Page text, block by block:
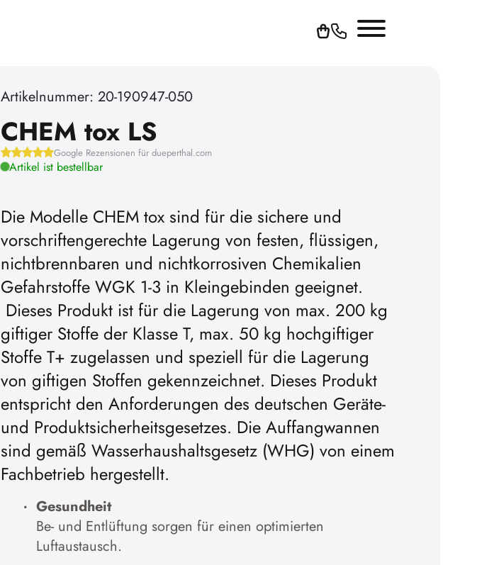
Artikelnummer: 20-190947-050
CHEM tox LS
Google Rezensionen für dueperthal.com
Artikel ist bestellbar
Die Modelle CHEM tox sind für die sichere und
vorschriftengerechte Lagerung von festen, flüssigen,
nichtbrennbaren und nichtkorrosiven Chemikalien
Gefahrstoffe WGK 1-3 in Kleingebinden geeignet.
Dieses Produkt ist für die Lagerung von max. 200 kg
giftiger Stoffe der Klasse T, max. 50 kg hochgiftiger
Stoffe T+ zugelassen und speziell für die Lagerung
von giftigen Stoffen gekennzeichnet. Dieses Produkt
entspricht den Anforderungen des deutschen Geräte-
und Produktsicherheitsgesetzes. Die Auffangwannen
sind gemäß Wasserhaushaltsgesetz (WHG) von einem
Fachbetrieb hergestellt.
Gesundheit
Be- und Entlüftung sorgen für einen optimierten
Luftaustausch.